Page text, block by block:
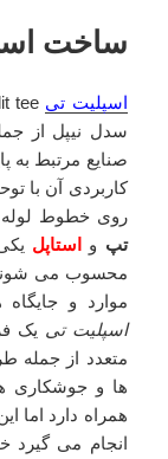
ساخت
اسپلیت تی
سدل نیپل از
صنایع مرتبط به
کاربردی آن با
روی خطوط لوله
تپ و استاپل
محسوب می شوند
موارد و
اسپلیت تی یک
متعدد از جمله
ها و جوشکاری
همراه دارد اما
انجام می